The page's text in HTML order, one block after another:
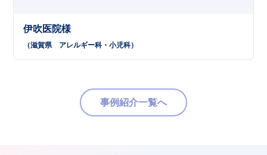
伊吹医院様
（滋賀県 アレルギー科 小児科）
事例紹介一覧へ